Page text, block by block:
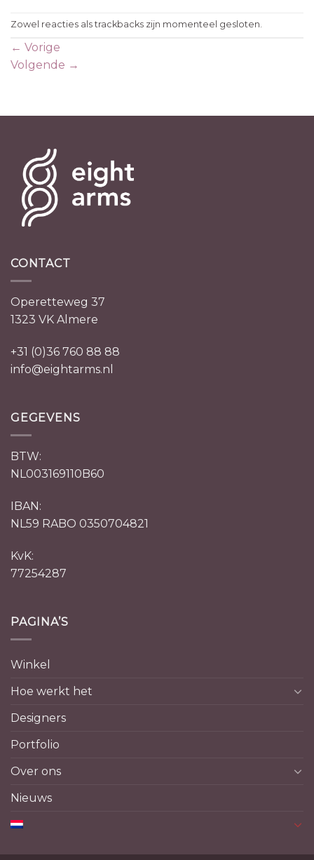
Zowel reacties als trackbacks zijn momenteel gesloten.
← Vorige
Volgende →
CONTACT
Operetteweg 37
1323 VK Almere
+31 (0)36 760 88 88
info@eightarms.nl
GEGEVENS
BTW:
NL003169110B60
IBAN:
NL59 RABO 0350704821
KvK:
77254287
PAGINA’S
Winkel
Hoe werkt het
Designers
Portfolio
Over ons
Nieuws